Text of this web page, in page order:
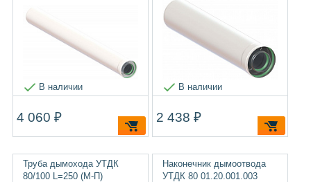
В наличии
4 060 ₽
В наличии
2 438 ₽
Труба дымохода УТДК
80/100 L=250 (М-П)
Наконечник дымоотвода
УТДК 80 01.20.001.003